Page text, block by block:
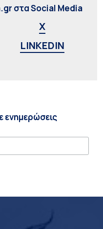
στα Social Media
X
LINKEDIN
ενημερώσεις